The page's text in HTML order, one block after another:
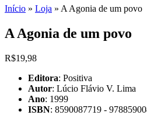
Início » Loja » A Agonia de um povo
A Agonia de um povo
R$19,98
Editora: Positiva
Autor: Lúcio Flávio V. Lima
Ano: 1999
ISBN: 8590087719 -